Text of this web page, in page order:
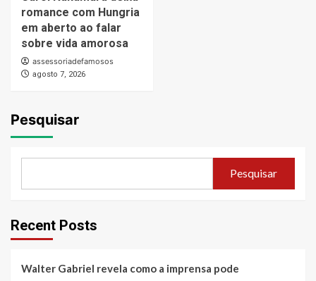
romance com Hungria
em aberto ao falar
sobre vida amorosa
assessoriadefamosos
agosto 7, 2026
Pesquisar
Pesquisar
Recent Posts
Walter Gabriel revela como a imprensa pode